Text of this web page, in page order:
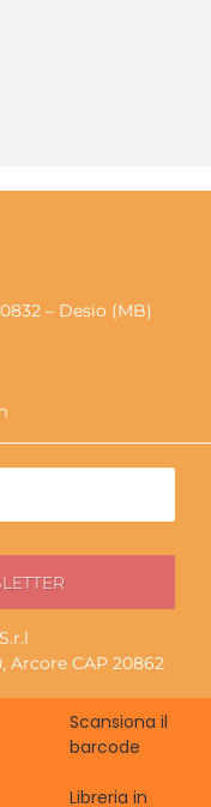
Scansiona il
barcode
Libreria in
– Desio (MB)
Arcore CAP 20862
1/19f, Desio